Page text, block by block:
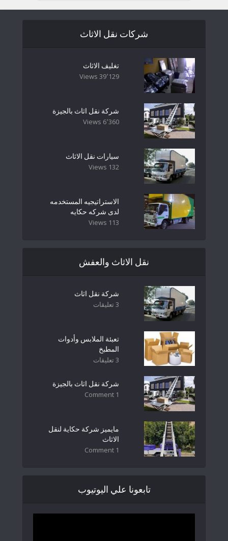
شركات نقل الاثاث
تغليف الاثاث
39٬129 Views
شركة نقل اثاث بالجيزة
6٬360 Views
سيارات نقل الاثاث
132 Views
الاستراتيجيه المستخدمه
لدى شركه حكايه
113 Views
نقل الاثاث والعفش
شركة نقل اثاث
3 تعليقات
تعبئة الملابس وأدوات
المطبخ
3 تعليقات
شركة نقل اثاث بالجيزة
1 Comment
مايميز شركة حكاية لنقل
الاثاث
1 Comment
تابعونا علي اليوتيوب